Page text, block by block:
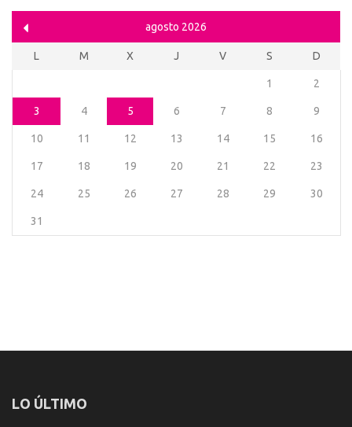
agosto 2026
L M X J V S D
1 2
3 4 5 6 7 8 9
10 11 12 13 14 15 16
17 18 19 20 21 22 23
24 25 26 27 28 29 30
31
LO ÚLTIMO